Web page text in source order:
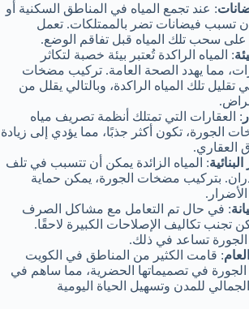
: عند تجمع المياه في المناطق السكنية أو
أن تسبب فيضانات تضر بالممتلكات. تعمل
سحب تلك المياه قبل تفاقم الوضع.
: المياه الراكدة تُعتبر بيئة خصبة لتكاثر
مما يهدد الصحة العامة. تركيب مضخات
تقليل تلك المياه الراكدة، وبالتالي يقلل من
: العقارات التي تمتلك أنظمة تصريف مياه
الجورة، تكون أكثر جذبًا، مما يؤدي إلى زيادة
العقاري.
: المياه الزائدة يمكن أن تتسبب في تلف
بتركيب مضخات الجورة، يمكن حماية
: في حال تم التعامل مع مشاكل الصرف
تجنب تكاليف الإصلاحات الكبيرة لاحقًا.
تساعد في ذلك.
: قامت الكثير من المناطق في الكويت
في تصميماتها الحضرية، مما ساهم في
للمدن وتسهيل الحياة اليومية